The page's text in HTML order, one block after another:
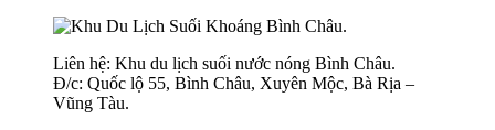
Liên hệ: Khu du lịch suối nước nóng Bình Châu.
Đ/c: Quốc lộ 55, Bình Châu, Xuyên Mộc, Bà Rịa –
Vũng Tàu.